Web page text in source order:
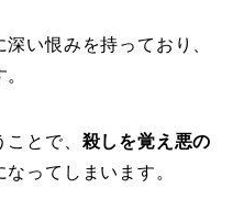
い恨みを持っており、
とで、 殺しを覚え悪の
なってしまいます。